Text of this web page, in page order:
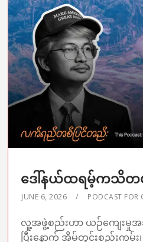
ဒေါ်နယ်ထရမ့်ကသိ
JUNE 6, 2026 PODCAST FOR
လူ့အဖွဲ့စည်းဟာ ယဉ်ကျေးမှု
ပြီးနောက် အိမ်တွင်းစည်းကမ်း